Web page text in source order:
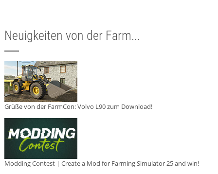
Neuigkeiten von der Farm...
Grüße von der FarmCon: Volvo L90 zum Download!
Modding Contest | Create a Mod for Farming Simulator 25 and win!